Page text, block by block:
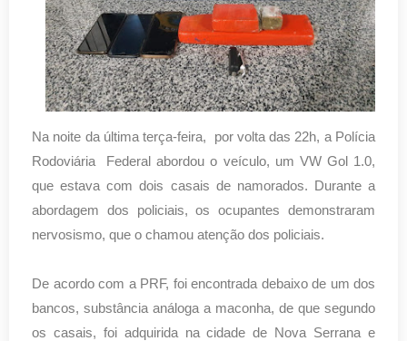
Na noite da última terça-feira, por volta das 22h, a Polícia
Rodoviária Federal abordou o veículo, um VW Gol 1.0,
que estava com dois casais de namorados. Durante a
abordagem dos policiais, os ocupantes demonstraram
nervosismo, que o chamou atenção dos policiais.
De acordo com a PRF, foi encontrada debaixo de um dos
bancos, substância análoga a maconha, de que segundo
os casais, foi adquirida na cidade de Nova Serrana e